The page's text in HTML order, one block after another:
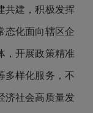
共建，积极发挥
态化面向辖区企
，开展政策精准
多样化服务，不
济社会高质量发